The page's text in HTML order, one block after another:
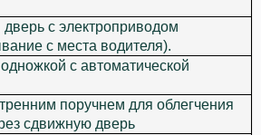
с электроприводом
с места водителя).
с автоматической
поручнем для облегчения
сдвижную дверь